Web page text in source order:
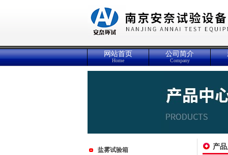
网站首页
Home
公司简介
Company
盐雾试验箱 产